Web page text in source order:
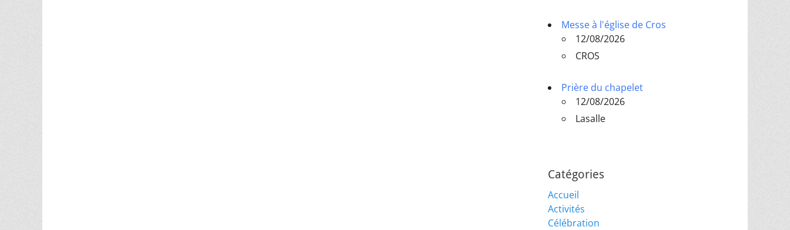
Messe à l'église de Cros
12/08/2026
CROS
Prière du chapelet
12/08/2026
Lasalle
Catégories
Accueil
Activités
Célébration